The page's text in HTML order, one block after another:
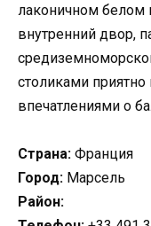
лаконичном белом
внутренний двор,
столиками
впечатлениями о
Страна: Франция
Город: Марсель
Район: